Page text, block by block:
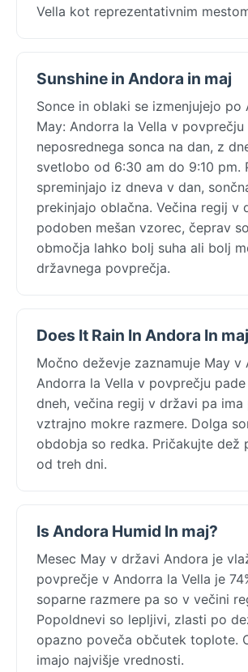
Vella kot reprezentativnim
Sunshine in Andora in maj
Sonce in oblaki se izmenjujejo po
May: Andorra la Vella v
neposrednega sonca na dan, z
svetlobo od 6:30 am do 9:10 pm.
spreminjajo iz dneva v dan,
prekinjajo oblačna. Večina regij v
podoben mešan vzorec, čeprav
območja lahko bolj suha ali bolj
državnega povprečja.
Does It Rain In Andora In
Močno deževje zaznamuje May v
Andorra la Vella v povprečju pade
dneh, večina regij v državi pa ima
vztrajno mokre razmere. Dolga
obdobja so redka. Pričakujte dež
od treh dni.
Is Andora Humid In maj?
Mesec May v državi Andora je
povprečje v Andorra la Vella je
soparne razmere pa so v večini
Popoldnevi so lepljivi, zlasti po
opazno poveča občutek toplote.
imajo najvišje vrednosti.